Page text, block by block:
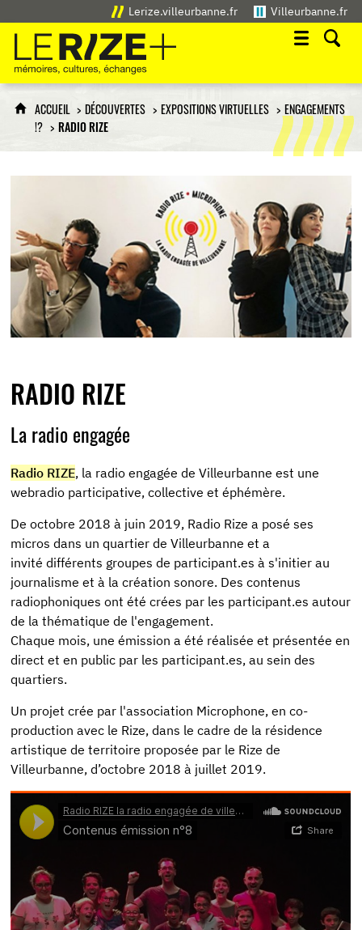
Lerize.villeurbanne.fr Villeurbanne.fr
Le Rize+
mémoires, cultures, échanges
ACCUEIL DÉCOUVERTES EXPOSITIONS VIRTUELLES
ENGAGEMENTS
!?
RADIO RIZE
RADIO RIZE
La radio engagée
Radio RIZE, la radio engagée de Villeurbanne est une
webradio participative, collective et éphémère.
De octobre 2018 à juin 2019, Radio Rize a posé ses
micros dans un quartier de Villeurbanne et a
invité différents groupes de participant.es à s'initier au
journalisme et à la création sonore. Des contenus
radiophoniques ont été crées par les participant.es autour
de la thématique de l'engagement.
Chaque mois, une émission a été réalisée et présentée en
direct et en public par les participant.es, au sein des
quartiers.
Un projet crée par l'association Microphone, en co-
production avec le Rize, dans le cadre de la résidence
artistique de territoire proposée par le Rize de
Villeurbanne, d’octobre 2018 à juillet 2019.